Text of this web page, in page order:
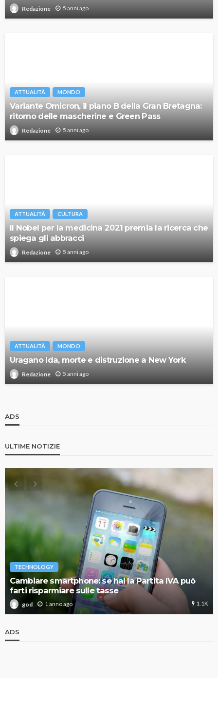
Redazione 5 anni ago
ATTUALITÀ MONDO
Variante Omicron, il piano B della Gran Bretagna:
ritorno delle mascherine e Green Pass
Redazione 5 anni ago
ATTUALITÀ CULTURA
Il Nobel per la medicina 2021 premia la ricerca che
spiega gli abbracci
Redazione 5 anni ago
ATTUALITÀ MONDO
Uragano Ida, morte e distruzione a New York
Redazione 5 anni ago
ADS
ULTIME NOTIZIE
TECHNOLOGY
Cambiare smartphone: se hai la Partita IVA può
farti risparmiare sulle tasse
god 1 anno ago 1.1K
ADS